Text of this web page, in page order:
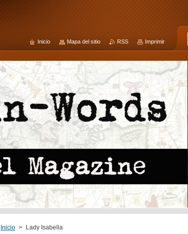
Inicio > Lady Isabella
Inicio Mapa del sitio RSS Imprimir